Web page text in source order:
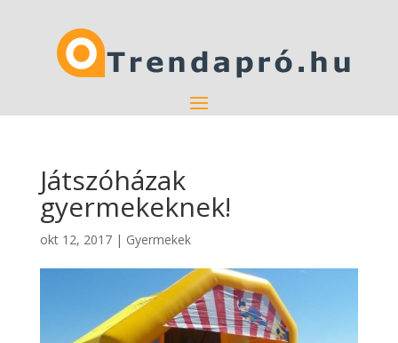
Játszóházak
gyermekeknek!
okt 12, 2017| Gyermekek